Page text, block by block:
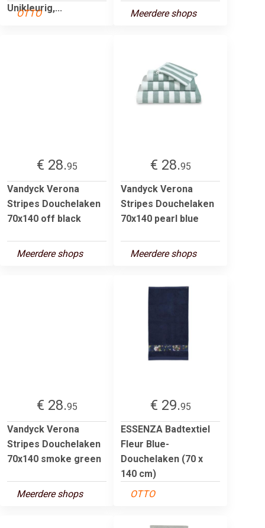
Unikleurig,...
OTTO Meerdere shops
€ 28.95
Vandyck Verona
Stripes Douchelaken
70x140 off black
Meerdere shops
€ 28.95
Vandyck Verona
Stripes Douchelaken
70x140 pearl blue
Meerdere shops
€ 28.95
Vandyck Verona
Stripes Douchelaken
70x140 smoke green
Meerdere shops
€ 29.95
ESSENZA Badtextiel
Fleur Blue-
Douchelaken (70 x
140 cm)
OTTO